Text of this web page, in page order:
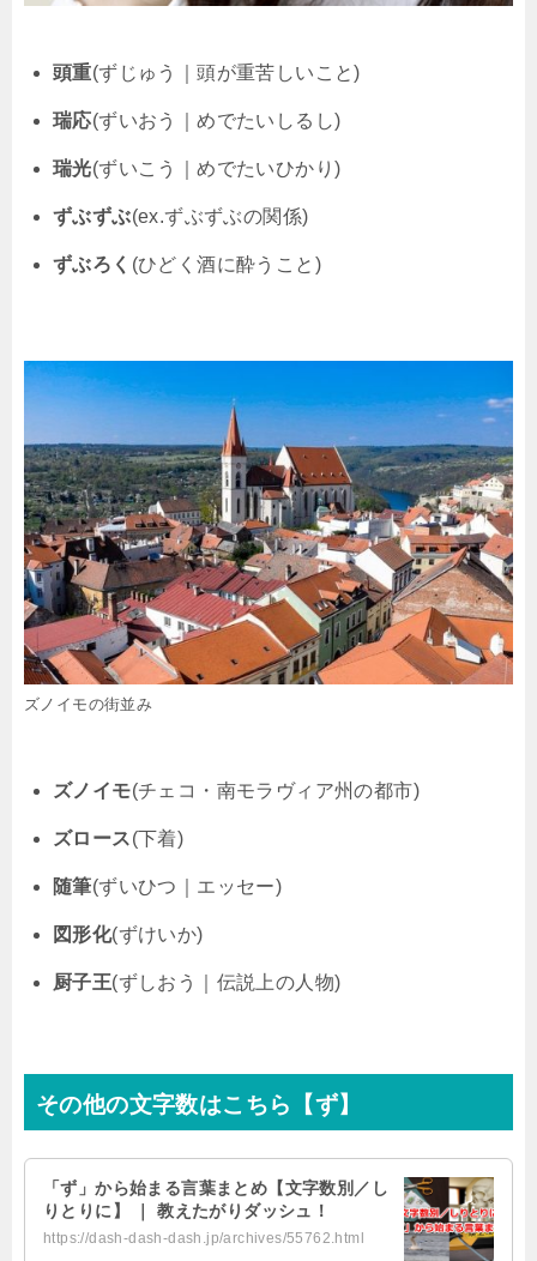
頭重(ずじゅう｜頭が重苦しいこと)
瑞応(ずいおう｜めでたいしるし)
瑞光(ずいこう｜めでたいひかり)
ずぶずぶ(ex.ずぶずぶの関係)
ずぶろく (ひどく酒に酔うこと)
ズノイモの街並み
ズノイモ(チェコ・南モラヴィア州の都市)
ズロース(下着)
随筆(ずいひつ｜エッセー)
図形化(ずけいか)
厨子王(ずしおう｜伝説上の人物)
その他の文字数はこちら【ず】
「ず」から始まる言葉まとめ【文字数別／し
りとりに】 ｜ 教えたがりダッシュ！
https://dash-dash-dash.jp/archives/55762.html